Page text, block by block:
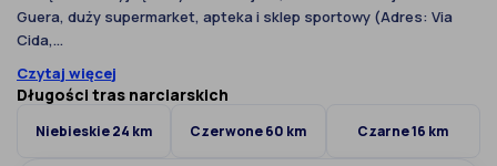
Guera, duży supermarket, apteka i sklep sportowy (Adres: Via
Cida,...
Czytaj więcej
Długości tras narciarskich
Niebieskie 24 km Czerwone 60 km Czarne 16 km